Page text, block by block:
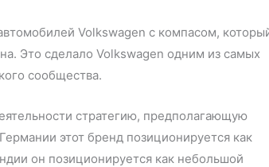
Volkswagen с компасом,
Это сделало Volkswagen одним из самых
сообщества.
стратегию, предполагающую
этот бренд позиционируется как
он позиционируется как небольшой